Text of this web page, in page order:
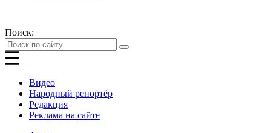
Поиск:
Видео
Народный репортёр
Редакция
Реклама на сайте